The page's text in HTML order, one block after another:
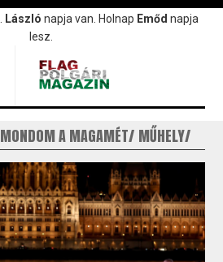
László napja van. Holnap Emőd napja
lesz.
MONDOM A MAGAMÉT MŰHELY